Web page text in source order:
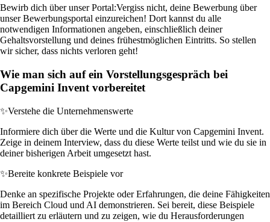
Bewirb dich über unser Portal:Vergiss nicht, deine Bewerbung über
unser Bewerbungsportal einzureichen! Dort kannst du alle
notwendigen Informationen angeben, einschließlich deiner
Gehaltsvorstellung und deines frühestmöglichen Eintritts. So stellen
wir sicher, dass nichts verloren geht!
Wie man sich auf ein Vorstellungsgespräch bei
Capgemini Invent vorbereitet
✨Verstehe die Unternehmenswerte
Informiere dich über die Werte und die Kultur von Capgemini Invent.
Zeige in deinem Interview, dass du diese Werte teilst und wie du sie in
deiner bisherigen Arbeit umgesetzt hast.
✨Bereite konkrete Beispiele vor
Denke an spezifische Projekte oder Erfahrungen, die deine Fähigkeiten
im Bereich Cloud und AI demonstrieren. Sei bereit, diese Beispiele
detailliert zu erläutern und zu zeigen, wie du Herausforderungen